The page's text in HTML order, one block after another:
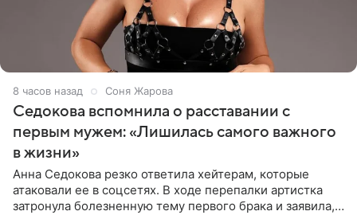
8 часов назад Соня Жарова
Седокова вспомнила о расставании с
первым мужем: «Лишилась самого важного
в жизни»
Анна Седокова резко ответила хейтерам, которые
атаковали ее в соцсетях. В ходе перепалки артистка
затронула болезненную тему первого брака и заявила,